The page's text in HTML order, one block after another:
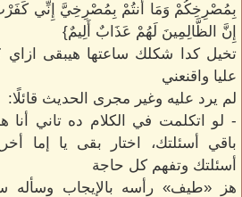
بِمُصْرِخِكُمْ وَمَا أَنتُمْ بِمُصْرِخِيَّ إِنِّي
إِنَّ الظَّالِمِينَ لَهُمْ عَذَابٌ أَلِيمٌ}
تخيل كدا شكلك ساعتها هيبقى
عليا واقنعني
لم يرد عليه وغير مجرى الحديث قائلًا:
- لو اتكلمت في الكلام ده تاني
باقي أسئلتك، اختار بقى يا إما
أسئلتك وتفهم كل حاجة
هز «طيف» رأسه بالإيجاب وسأله